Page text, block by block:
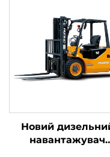
Новий
навантажувач